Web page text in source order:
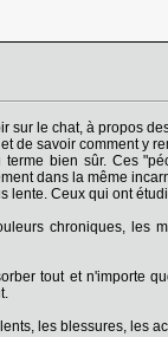
le chat, à propos
de savoir comment y
bien sûr. Ces
dans la même
Ceux qui ont
chroniques, les
tout et n'importe
les blessures, les